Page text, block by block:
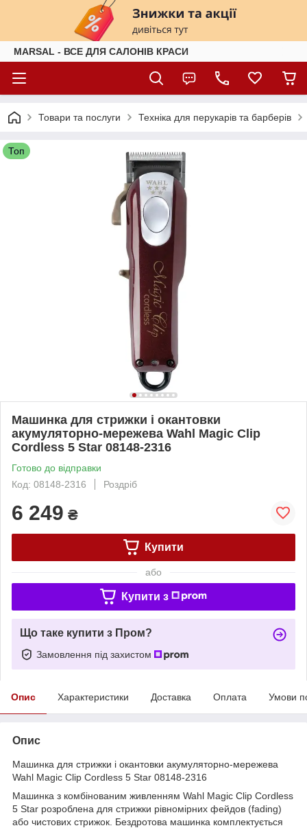
MARSAL - ВСЕ ДЛЯ САЛОНІВ КРАСИ
Товари та послуги Техніка для перукарів та барберів
Топ
Машинка для стрижки і окантовки
акумуляторно-мережева Wahl Magic Clip
Cordless 5 Star 08148-2316
Готово до відправки
Код: 08148-2316
Роздріб
6 249 ₴
Купити
або
Купити з
Що таке купити з Пром?
Замовлення під захистом
Опис Характеристики Доставка Оплата Умови
Опис
Машинка для стрижки і окантовки акумуляторно-мережева
Wahl Magic Clip Cordless 5 Star 08148-2316
Машинка з комбінованим живленням Wahl Magic Clip Cordless
5 Star розроблена для стрижки рівномірних фейдов (fading)
або чистових стрижок. Бездротова машинка комплектується